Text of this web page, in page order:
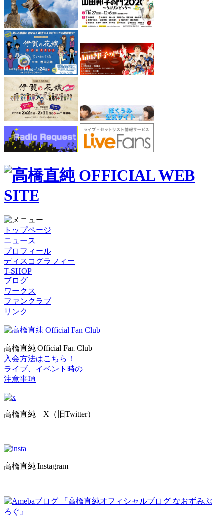
トップページ
ニュース
プロフィール
ディスコグラフィー
T-SHOP
ブログ
ワークス
ファンクラブ
リンク
高橋直純 Official Fan Club
入会方法はこちら！
ライブ、イベント時の
注意事項
高橋直純 X（旧Twitter）
高橋直純 Instagram